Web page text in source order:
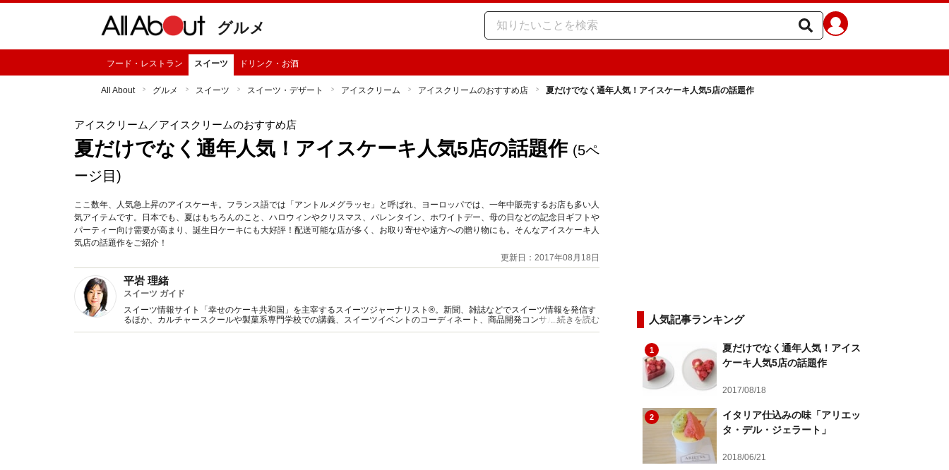
グルメ
フード・レストラン スイーツ ドリンク・お酒
All About グルメ スイーツ スイーツ・デザート アイスクリーム アイスクリームのおすすめ店 夏だけでなく通年人気！アイスケーキ人気5店の話題作
アイスクリーム ／アイスクリームのおすすめ店
夏だけでなく通年人気！アイスケーキ人気5店の話題作 (5ペ
ージ目)
ここ数年、人気急上昇のアイスケーキ。フランス語では「アントルメグラッセ」と呼ばれ、ヨーロッパでは、一年中販売するお店も多い人
気アイテムです。日本でも、夏はもちろんのこと、ハロウィンやクリスマス、バレンタイン、ホワイトデー、母の日などの記念日ギフトや
パーティー向け需要が高まり、誕生日ケーキにも大好評！配送可能な店が多く、お取り寄せや遠方への贈り物にも。そんなアイスケーキ人
気店の話題作をご紹介！
更新日：2017年08月18日
平岩 理緒
スイーツ ガイド
スイーツ情報サイト「幸せのケーキ共和国」を主宰するスイーツジャーナリスト®。新聞、雑誌などでスイーツ情報を発信す
るほか、カルチャースクールや製菓系専門学校での講義、スイーツイベントのコーディネート、商品開発コンサルティング、
コンテスト審査員など幅広く活動。１カ月に200種類以上のスイーツを食べ歩く。
...続きを読む 人気記事ランキング
1
夏だけでなく通年人気！アイス
ケーキ人気5店の話題作
2017/08/18
2
イタリア仕込みの味「アリエッ
タ・デル・ジェラート」
2018/06/21